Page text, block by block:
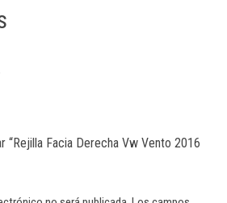
“Rejilla Facia Derecha Vw Vento 2016